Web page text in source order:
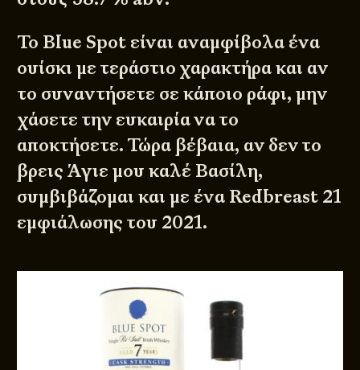
To Blue Spot είναι αναμφίβολα ένα
ουίσκι με τεράστιο χαρακτήρα και αν
το συναντήσετε σε κάποιο ράφι, μην
χάσετε την ευκαιρία να το
αποκτήσετε. Τώρα βέβαια, αν δεν το
βρεις Άγιε μου καλέ Βασίλη,
συμβιβάζομαι και με ένα Redbreast 21
εμφιάλωσης του 2021.